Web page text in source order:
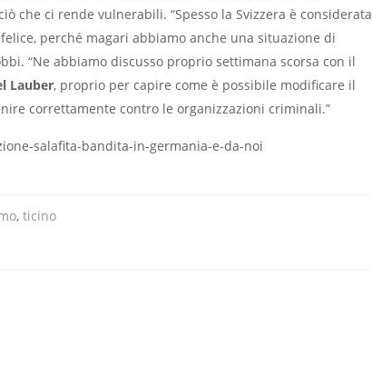
che ci rende vulnerabili. “Spesso la Svizzera è considerata
perché magari abbiamo anche una situazione di
“Ne abbiamo discusso proprio settimana scorsa con il
Lauber, proprio per capire come è possibile modificare il
correttamente contro le organizzazioni criminali.”
salafita-bandita-in-germania-e-da-noi
, ticino